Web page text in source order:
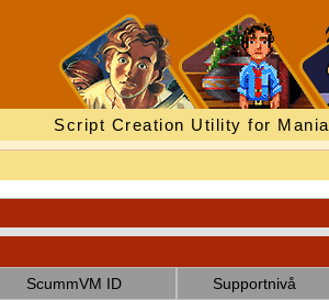
Script Creation Utility for
ScummVM ID
Supportnivå